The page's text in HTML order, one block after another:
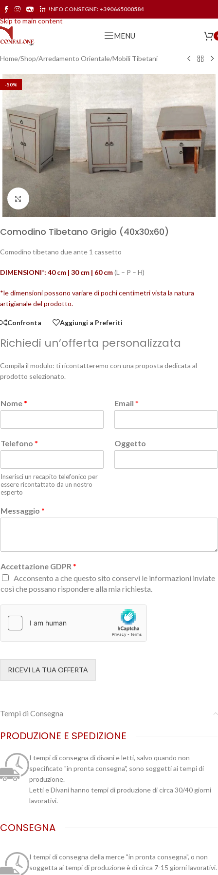
Skip to navigation
Skip to main content
INFO CONSEGNE: +390665000584
MENU
Home/Shop/Arredamento Orientale/Mobili Tibetani
-50%
Click to enlarge
Comodino Tibetano Grigio (40x30x60)
Comodino tibetano due ante 1 cassetto
DIMENSIONI*: 40 cm | 30 cm | 60cm(L – P – H)
*le dimensioni possono variare di pochi centimetri vista la natura
artigianale del prodotto.
Confronta Aggiungi a Preferiti
Richiedi un’offerta personalizzata
Compila il modulo: ti ricontatteremo con una proposta dedicata al
prodotto selezionato.
Nome* Email *
Telefono *
Inserisci un recapito telefonico per
essere ricontattato da un nostro
esperto
Oggetto
Messaggio *
Accettazione GDPR *
Acconsento a che questo sito conservi le informazioni inviate
così che possano rispondere alla mia richiesta.
RICEVI LA TUA OFFERTA
Tempi di Consegna
PRODUZIONE E SPEDIZIONE
I tempi di consegna di divani e letti, salvo quando non
specificato "in pronta consegna", sono soggetti ai tempi di
produzione.
Letti e Divani hanno tempi di produzione di circa 30/40 giorni
lavorativi.
CONSEGNA
I tempi di consegna della merce "in pronta consegna", o non
soggetta ai tempi di produzione è di circa 7-15 giorni lavorativi.